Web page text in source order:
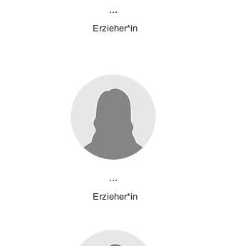
...
Erzieher*in
...
Erzieher*in